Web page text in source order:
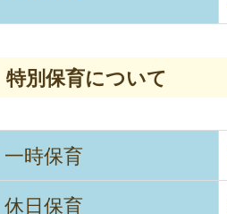
特別保育について
一時保育
休日保育